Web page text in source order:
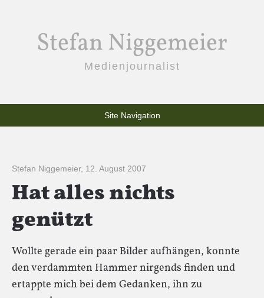
Stefan Niggemeier
Medienjournalist
Site Navigation
Stefan Niggemeier, 12. August 2007
Hat alles nichts
genützt
Wollte gerade ein paar Bilder aufhängen, konnte
den verdammten Hammer nirgends finden und
ertappte mich bei dem Gedanken, ihn zu